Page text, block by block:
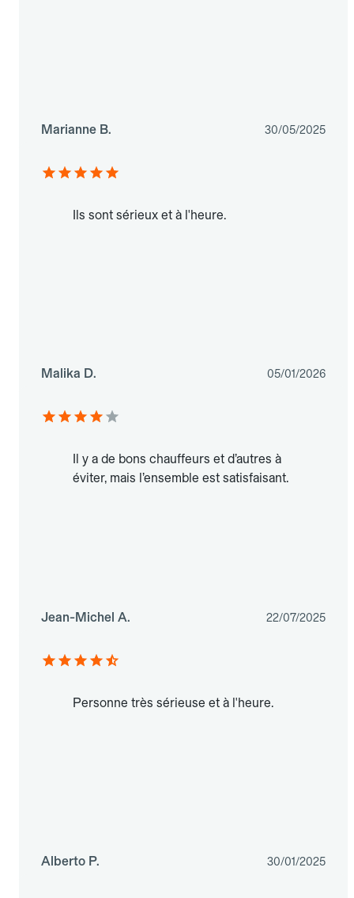
Marianne B. 30/05/2025
Ils sont sérieux et à l'heure.
Malika D. 05/01/2026
Il y a de bons chauffeurs et d’autres à
éviter, mais l’ensemble est satisfaisant.
Jean-Michel A. 22/07/2025
Personne très sérieuse et à l'heure.
Alberto P. 30/01/2025